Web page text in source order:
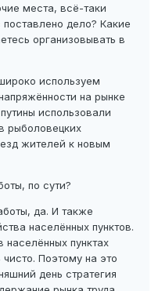
места, всё-таки
дело? Какие
организовывать в
используем
на рынке
использовали
рыболовецких
жителей к новым
по сути?
да. И также
населённых пунктов.
пунктах
Поэтому на это
день стратегия